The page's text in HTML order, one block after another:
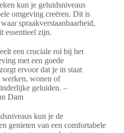
kun je geluidsniveaus
omgeving creëren. Dit is
spraakverstaanbaarheid,
essentieel zijn.
een cruciale rol bij het
met een goede
ervoor dat je in staat
werken, wonen of
geluiden. –
Dam
kun je de
genieten van een comfortabele